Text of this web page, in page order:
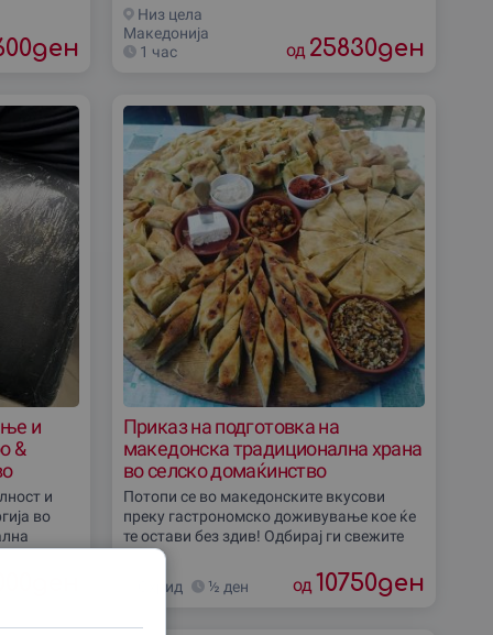
ден
е доживување кое остава без здив и
Низ цела
Македониjа
1 час
од 25830ден
и
&
и
во
Приказ на подготовка на
македонска традиционална храна
во селско домаќинство
Потопи се во македонските вкусови
преку гастрономско доживување кое ќе
те остави без здив! Одбирај ги свежите
намирници директно од градината,
гледај го процесот на готвење на
пирустија со
Охрид ½ ден од 10750ден